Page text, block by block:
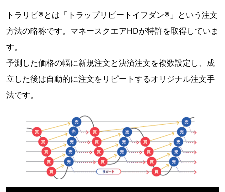
トラリピ®とは「トラップリピートイフダン®」という注文
方法の略称です。マネースクエアHDが特許を取得していま
す。
予測した価格の幅に新規注文と決済注文を複数設定し、成
立した後は自動的に注文をリピートするオリジナル注文手
法です。